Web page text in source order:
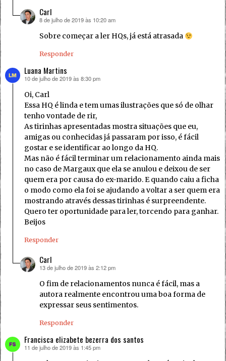
Carl
disse:
8 de julho de 2019 às 10:20 am
Sobre começar a ler HQs, já está atrasada
Responder
Luana Martins
disse:
10 de julho de 2019 às 8:30 pm
Oi, Carl
Essa HQ é linda e tem umas ilustrações que só de olhar
tenho vontade de rir,
As tirinhas apresentadas mostra situações que eu,
amigas ou conhecidas já passaram por isso, é fácil
gostar e se identificar ao longo da HQ.
Mas não é fácil terminar um relacionamento ainda mais
no caso de Margaux que ela se anulou e deixou de ser
quem era por causa do ex-marido. E quando caiu a ficha
o modo como ela foi se ajudando a voltar a ser quem era
mostrando através dessas tirinhas é surpreendente.
Quero ter oportunidade para ler, torcendo para ganhar.
Beijos
Responder
Carl
disse:
13 de julho de 2019 às 2:12 pm
O fim de relacionamentos nunca é fácil, mas a
autora realmente encontrou uma boa forma de
expressar seus sentimentos.
Responder
Francisca elizabete bezerra dos santos
disse:
11 de julho de 2019 às 1:45 pm